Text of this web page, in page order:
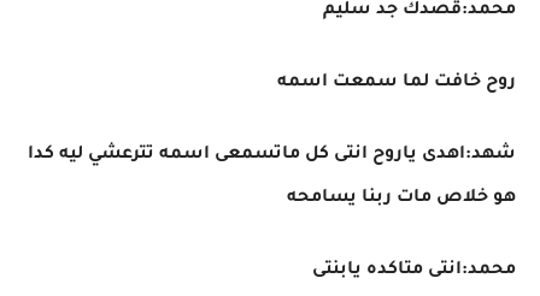
محمد:قصدك جد سليم
روح خافت لما سمعت اسمه
شهد:اهدى ياروح انتى كل ماتسمعى اسمه تترعشي ليه كدا
هو خلاص مات ربنا يسامحه
محمد:انتى متاكده يابنتى